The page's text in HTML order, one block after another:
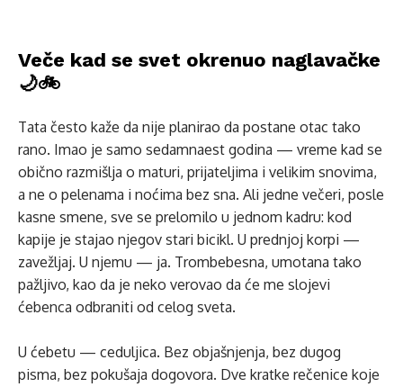
Veče kad se svet okrenuo naglavačke
🌙🚲
Tata često kaže da nije planirao da postane otac tako
rano. Imao je samo sedamnaest godina — vreme kad se
obično razmišlja o maturi, prijateljima i velikim snovima,
a ne o pelenama i noćima bez sna. Ali jedne večeri, posle
kasne smene, sve se prelomilo u jednom kadru: kod
kapije je stajao njegov stari bicikl. U prednjoj korpi —
zavežljaj. U njemu — ja. Trombebesna, umotana tako
pažljivo, kao da je neko verovao da će me slojevi
ćebenca odbraniti od celog sveta.
U ćebetu — ceduljica. Bez objašnjenja, bez dugog
pisma, bez pokušaja dogovora. Dve kratke rečenice koje